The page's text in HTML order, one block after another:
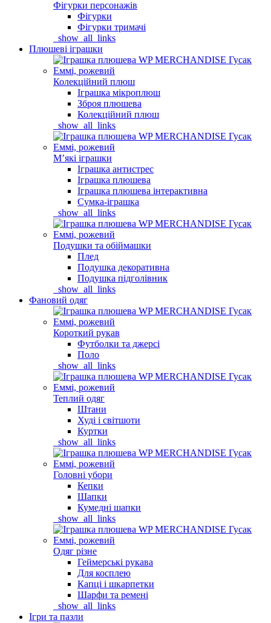
Фігурки персонажів
Фігурки
Фігурки тримачі
_show_all_links
Плюшеві іграшки
Колекційний плюш
Іграшка мікроплюш
Зброя плюшева
Колекційний плюш
_show_all_links
Мʼякі іграшки
Іграшка антистрес
Іграшка плюшева
Іграшка плюшева інтерактивна
Сумка-іграшка
_show_all_links
Подушки та обіймашки
Плед
Подушка декоративна
Подушка підголівник
_show_all_links
Фановий одяг
Короткий рукав
Футболки та джерсі
Поло
_show_all_links
Теплий одяг
Штани
Худі і світшоти
Куртки
_show_all_links
Головні убори
Кепки
Шапки
Кумедні шапки
_show_all_links
Одяг різне
Геймерські рукава
Для косплею
Капці і шкарпетки
Шарфи та ремені
_show_all_links
Ігри та пазли